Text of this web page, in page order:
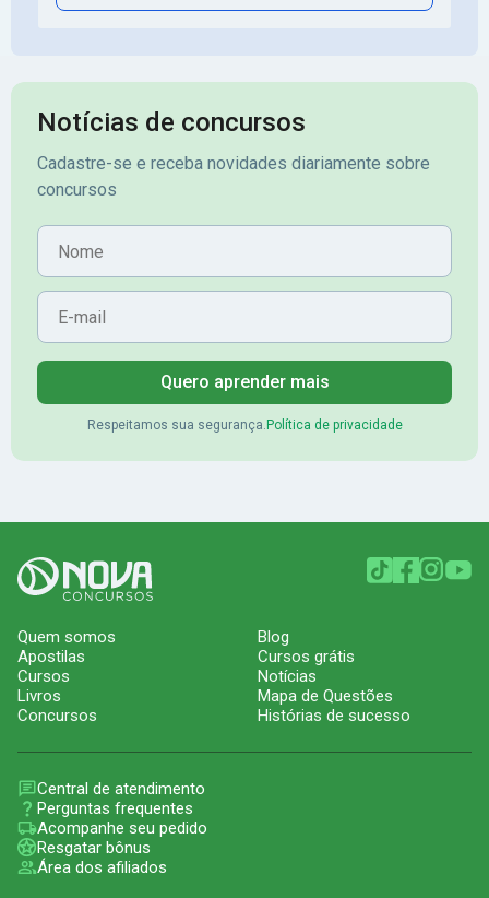
Notícias de concursos
Cadastre-se e receba novidades diariamente sobre
concursos
Nome
E-mail
Quero aprender mais
Respeitamos sua segurança. Política de privacidade
Quem somos
Apostilas
Cursos
Livros
Concursos
Blog
Cursos grátis
Notícias
Mapa de Questões
Histórias de sucesso
Central de atendimento
Perguntas frequentes
Acompanhe seu pedido
Resgatar bônus
Área dos afiliados